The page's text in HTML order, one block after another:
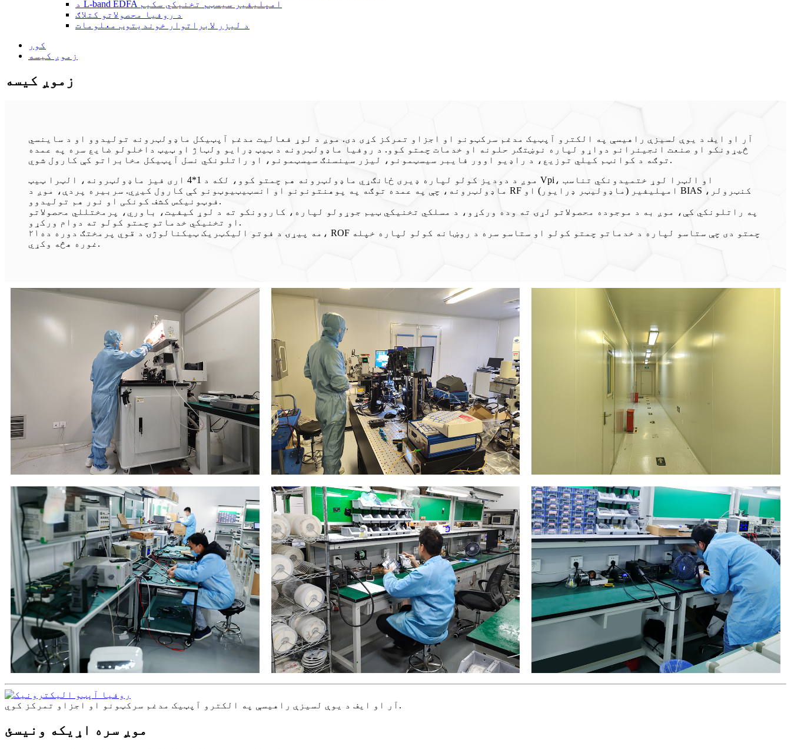
د L-band EDFA امپلیفیر سیسټم تخنیکي سکیم
د روفیا محصولاتو کتلاګ
د لیزر لابراتوار خوندیتوب معلومات
کور
زموږ کیسه
زموږ کیسه
آر او ایف د یوې لسیزې راهیسې په الکترو آپټیک مدغم سرکټونو او اجزاو تمرکز کړی دی. موږ د لوړ فعالیت مدغم آپټیکل ماډولټرونه تولیدوو او د ساینسي
څیړونکو او صنعت انجینرانو دواړو لپاره نوښتګر حلونه او خدمات چمتو کوو. د روفیا ماډولټرونه د ټیټ ډرایو ولټاژ او ټیټ داخلولو ضایع سره په عمده
توګه د کوانټم کیلي توزیع، د راډیو اوور فایبر سیسټمونو، لیزر سینسنګ سیسټمونو، او راتلونکي نسل آپټیکل مخابراتو کې کارول شوي.
موږ د دودیز کولو لپاره ډیری ځانګړي ماډولټرونه هم چمتو کوو، لکه د 1*4 اری فیز ماډولټرونه، الټرا ټیټ Vpi، او الټرا لوړ ختمیدونکي تناسب
ماډولټرونه، چې په عمده توګه په پوهنتونونو او انسټیټیوټونو کې کارول کیږي. سربیره پردې، موږ د RF امپلیفیر (ماډولیټر ډرایور) او BIAS کنټرولر،
فوټونیکس کشف کونکی او نور هم تولیدوو.
په راتلونکي کې، موږ به د موجوده محصولاتو لړۍ ته وده ورکړو، د مسلکي تخنیکي ټیم جوړولو لپاره، کاروونکو ته د لوړ کیفیت، باوري، پرمختللي محصولاتو
او تخنیکي خدماتو چمتو کولو ته دوام ورکړو.
۲۱مه پیړۍ د فوتو الیکټریک ټیکنالوژۍ د قوي پرمختګ دوره ده، ROF چمتو دی چې ستاسو لپاره د خدماتو چمتو کولو او ستاسو سره د روښانه کولو لپاره خپله
غوره هڅه وکړي.
آر او ایف د یوې لسیزې راهیسې په الکترو آپټیک مدغم سرکټونو او اجزاو تمرکز کوي.
موږ سره اړیکه ونیسئ